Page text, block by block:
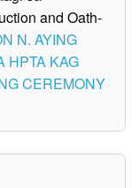
and Oath-
N. AYING
HPTA KAG
CEREMONY